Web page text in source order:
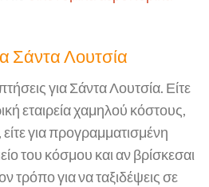
Σάντα Λουτσία
για Σάντα Λουτσία. Είτε
εταιρεία χαμηλού κόστους,
είτε για προγραμματισμένη
του κόσμου και αν βρίσκεσαι
τρόπο για να ταξιδέψεις σε